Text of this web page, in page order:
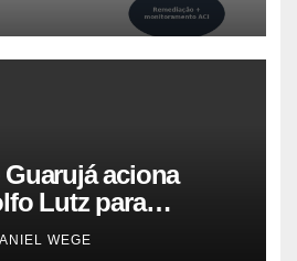
aciona
Lutz para
da virose em
WEGE